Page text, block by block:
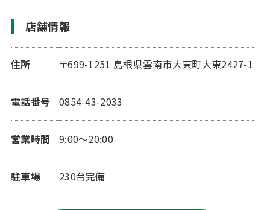
店舗情報
住所 〒699-1251 島根県雲南市大東町大東2427-1
電話番号 0854-43-2033
営業時間 9:00～20:00
駐車場 230台完備